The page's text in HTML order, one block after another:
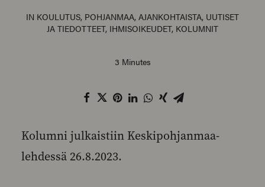
IN KOULUTUS, POHJANMAA, AJANKOHTAISTA, UUTISET
JA TIEDOTTEET, IHMISOIKEUDET, KOLUMNIT
3 Minutes
Kolumni julkaistiin Keskipohjanmaa-
lehdessä 26.8.2023.